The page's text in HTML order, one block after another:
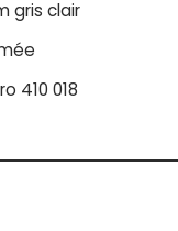
gris clair
410 018